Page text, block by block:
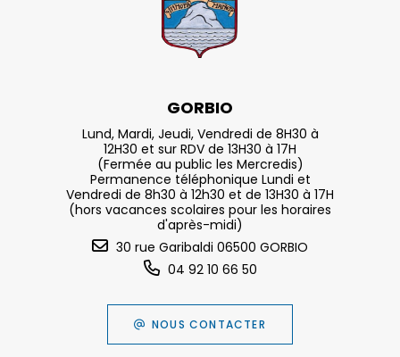
GORBIO
Lund, Mardi, Jeudi, Vendredi de 8H30 à
12H30 et sur RDV de 13H30 à 17H
(Fermée au public les Mercredis)
Permanence téléphonique Lundi et
Vendredi de 8h30 à 12h30 et de 13H30 à 17H
(hors vacances scolaires pour les horaires
d'après-midi)
30 rue Garibaldi 06500 GORBIO
04 92 10 66 50
NOUS CONTACTER